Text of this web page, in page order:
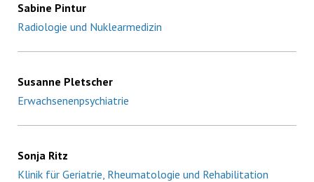
Sabine Pintur
Radiologie und Nuklearmedizin
Susanne Pletscher
Erwachsenenpsychiatrie
Sonja Ritz
Klinik für Geriatrie, Rheumatologie und Rehabilitation